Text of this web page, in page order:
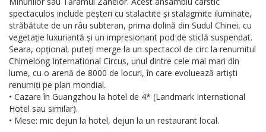
spectaculos include peșteri cu stalactite și stalagmite iluminate,
străbătute de un râu subteran, prima dolină din Sudul Chinei, cu
vegetație luxuriantă și un impresionant pod de sticlă suspendat.
Seara, opțional, puteți merge la un spectacol de circ la renumitul
Chimelong International Circus, unul dintre cele mai mari din
lume, cu o arenă de 8000 de locuri, în care evoluează artiști
renumiți pe plan mondial.
• Cazare în Guangzhou la hotel de 4* (Landmark International
Hotel sau similar).
• Mese: mic dejun la hotel, dejun la un restaurant local.